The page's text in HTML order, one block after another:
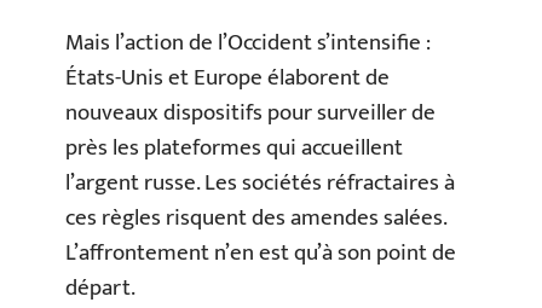
Mais l’action de l’Occident s’intensifie :
États-Unis et Europe élaborent de
nouveaux dispositifs pour surveiller de
près les plateformes qui accueillent
l’argent russe. Les sociétés réfractaires à
ces règles risquent des amendes salées.
L’affrontement n’en est qu’à son point de
départ.